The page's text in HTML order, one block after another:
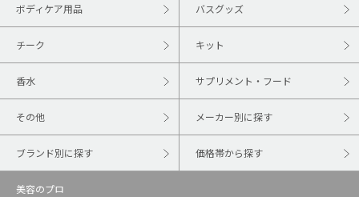
ボディケア用品 バスグッズ
チーク キット
香水 サプリメント・フード
その他 メーカー別に探す
ブランド別に探す 価格帯から探す
美容のプロ